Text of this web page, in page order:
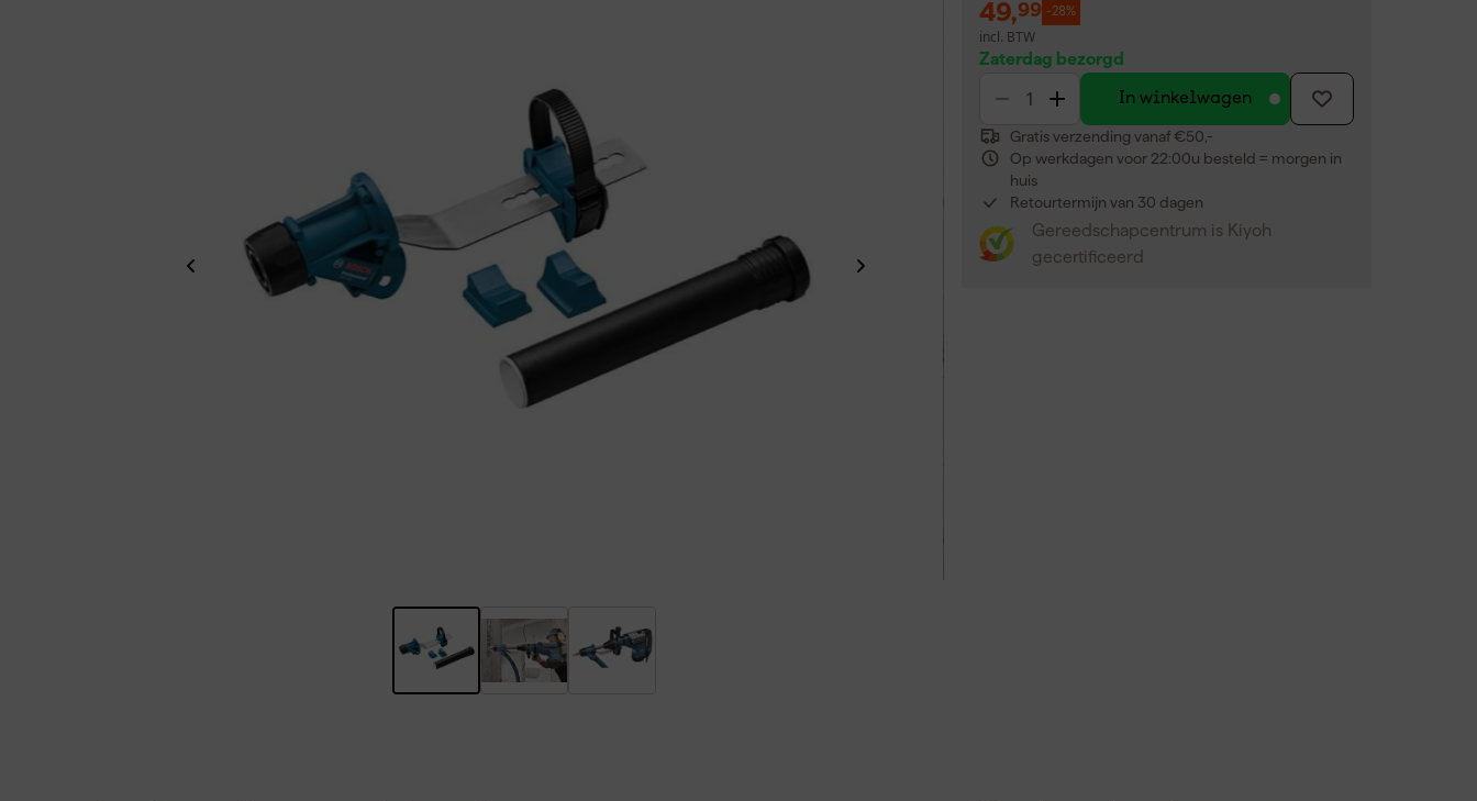
49,99 -28%
incl. BTW
Zaterdag bezorgd
In winkelwagen
Gratis verzending vanaf €50,-
Op werkdagen voor 22:00u besteld = morgen in
huis
Retourtermijn van 30 dagen
Gereedschapcentrum is Kiyoh
gecertificeerd